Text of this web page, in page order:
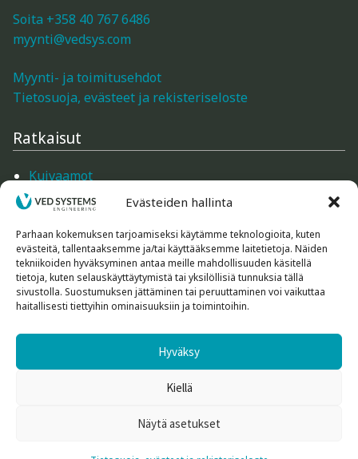
Evästeiden hallinta
Parhaan kokemuksen tarjoamiseksi käytämme teknologioita, kuten
evästeitä, tallentaaksemme ja/tai käyttääksemme laitetietoja. Näiden
tekniikoiden hyväksyminen antaa meille mahdollisuuden käsitellä
tietoja, kuten selauskäyttäytymistä tai yksilöllisiä tunnuksia tällä
sivustolla. Suostumuksen jättäminen tai peruuttaminen voi vaikuttaa
haitallisesti tiettyihin ominaisuuksiin ja toimintoihin.
Hyväksy
Kiellä
Näytä asetukset
Soita +358 40 767 6486
myynti@vedsys.com
Myynti- ja toimitusehdot
Tietosuoja, evästeet ja rekisteriseloste
Ratkaisut
Kuivaamot
Mittarit
Mittarien tarvikkeet
Ilmankäsittely
Rakennustarvikkeet
Koneet ja laitteet
Tutustu tarkemmin
Ilmanpuhdistus
Rakennus- ja sisustustuotteet
© Ved-Systems Oy Engineering.